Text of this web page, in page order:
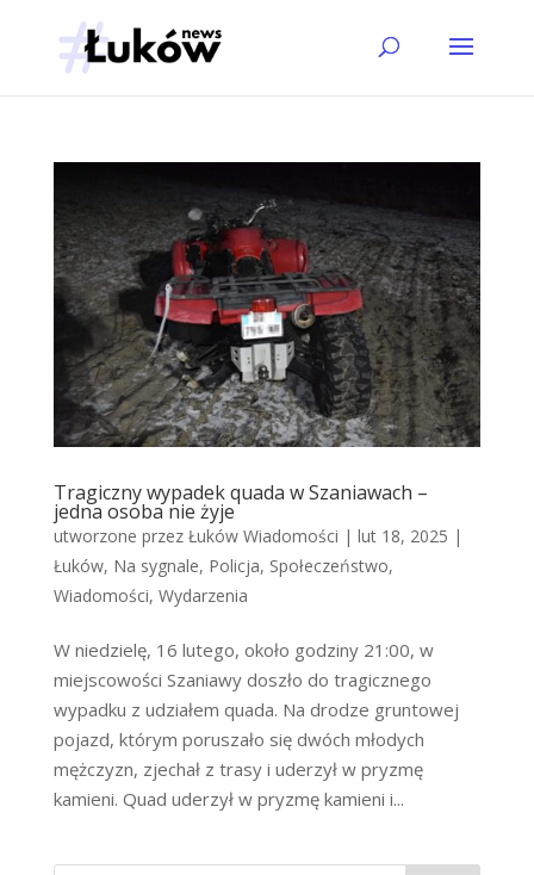
Tragiczny wypadek quada w Szaniawach –
jedna osoba nie żyje
utworzone przez Łuków Wiadomości | lut 18, 2025 |
Łuków, Na sygnale, Policja, Społeczeństwo,
Wiadomości, Wydarzenia
W niedzielę, 16 lutego, około godziny 21:00, w
miejscowości Szaniawy doszło do tragicznego
wypadku z udziałem quada. Na drodze gruntowej
pojazd, którym poruszało się dwóch młodych
mężczyzn, zjechał z trasy i uderzył w pryzmę
kamieni. Quad uderzył w pryzmę kamieni i...